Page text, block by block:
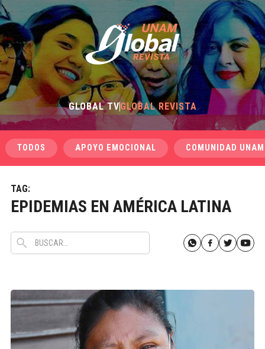
GLOBAL TVGLOBAL REVISTA
TODOS APOYO EMOCIONAL COMUNIDAD UNAM
TAG:
EPIDEMIAS EN AMÉRICA LATINA